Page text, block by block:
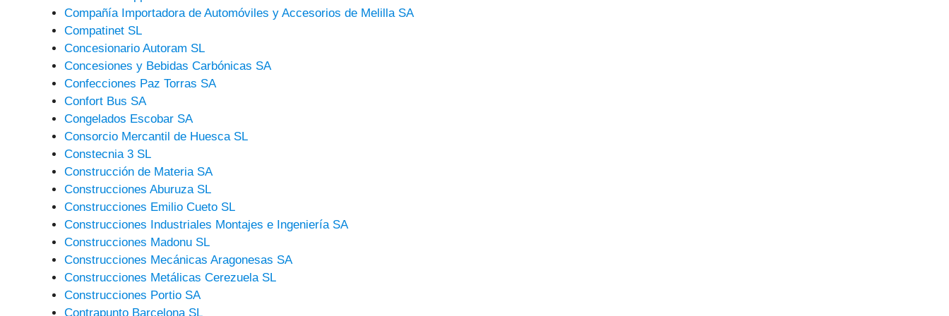
Compañía Importadora de Automóviles y Accesorios de Melilla SA
Compatinet SL
Concesionario Autoram SL
Concesiones y Bebidas Carbónicas SA
Confecciones Paz Torras SA
Confort Bus SA
Congelados Escobar SA
Consorcio Mercantil de Huesca SL
Constecnia 3 SL
Construcción de Materia SA
Construcciones Aburuza SL
Construcciones Emilio Cueto SL
Construcciones Industriales Montajes e Ingeniería SA
Construcciones Madonu SL
Construcciones Mecánicas Aragonesas SA
Construcciones Metálicas Cerezuela SL
Construcciones Portio SA
Contrapunto Barcelona SL